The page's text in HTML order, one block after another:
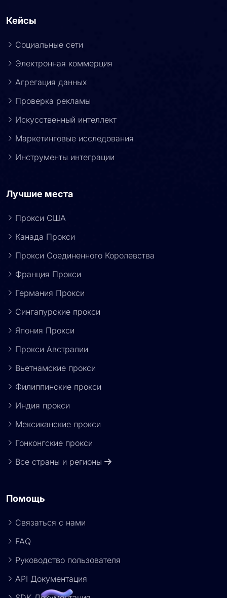
Кейсы
Социальные сети
Электронная коммерция
Агрегация данных
Проверка рекламы
Искусственный интеллект
Маркетинговые исследования
Инструменты интеграции
Лучшие места
Прокси США
Канада Прокси
Прокси Соединенного Королевства
Франция Прокси
Германия Прокси
Сингапурские прокси
Япония Прокси
Прокси Австралии
Вьетнамские прокси
Филиппинские прокси
Индия прокси
Мексиканские прокси
Гонконгские прокси
Все страны и регионы
Помощь
Связаться с нами
FAQ
Руководство пользователя
API Документация